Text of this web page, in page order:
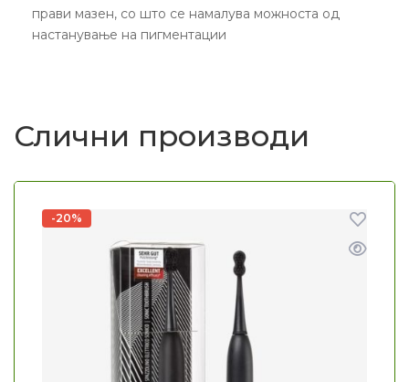
прави мазен, со што се намалува можноста од
настанување на пигментации
Слични производи
-20%